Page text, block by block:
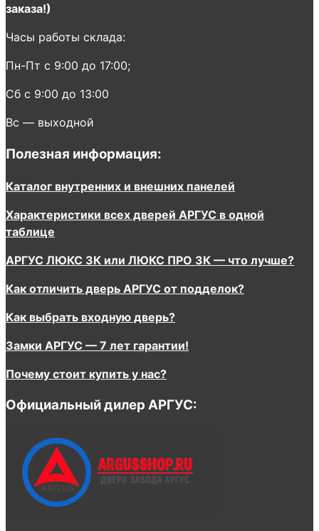
заказа!)
Часы работы склада:
Пн-Пт с 9:00 до 17:00;
Сб с 9:00 до 13:00
Вс — выходной
Полезная информация:
Каталог внутренних и внешних панелей
Характеристики всех дверей АРГУС в одной
таблице
АРГУС ЛЮКС 3К или ЛЮКС ПРО 3К — что лучше?
Как отличить дверь АРГУС от подделок?
Как выбрать входную дверь?
Замки АРГУС — 7 лет гарантии!
Почему стоит купить у нас?
Официальный дилер АРГУС: